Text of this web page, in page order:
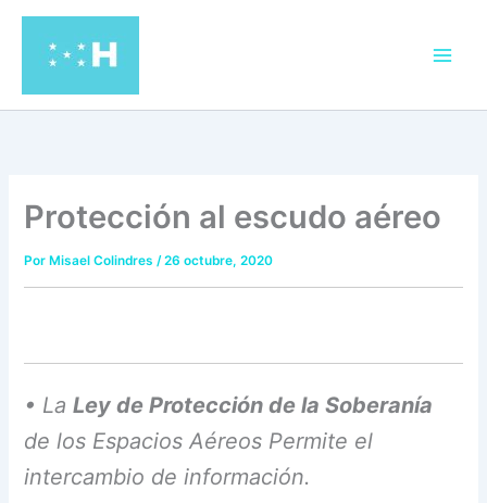
contenido
Protección al escudo aéreo
Por Misael Colindres/26 octubre, 2020
• LaLey de Protección de la Soberanía
de los Espacios Aéreos Permite el
intercambio de información.